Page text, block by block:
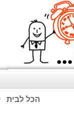
הכל לבית